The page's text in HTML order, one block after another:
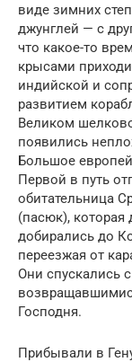
виде зимних
джунглей — с
что какое-то
крысами
индийской и
развитием
Великом
появились
Большое
Первой в путь
обитательница
(пасюк),
добирались до
переезжая от
Они спускались
Господня.
Прибывали в